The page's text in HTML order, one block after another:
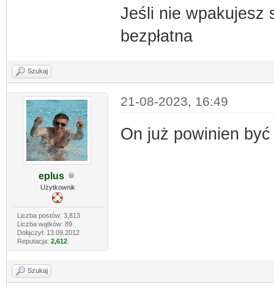
Jeśli nie wpakujesz
bezpłatna
Szukaj
eplus
Użytkownik
Liczba postów: 3,813
Liczba wątków: 89
Dołączył: 13.09.2012
Reputacja: 2,612
21-08-2023, 16:49
On już powinien
Szukaj